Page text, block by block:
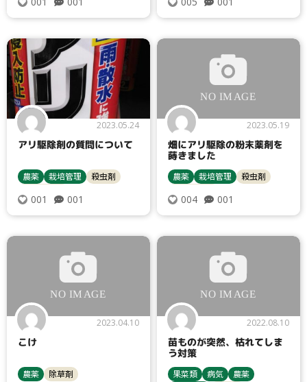
2023.05.24
アリ駆除剤の質問について
農薬 栽培管理
殺虫剤
001 001
2023.05.19
畑にアリ駆除の粉末薬剤を
蒔きました
農薬 栽培管理
殺虫剤
004 001
2023.04.10
こけ
農薬 除草剤
2022.08.10
苗ものが突然、枯れてしま
う対策
果菜類 病気
農薬